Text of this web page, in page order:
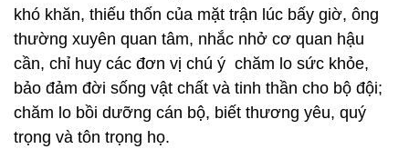
khó khăn, thiếu thốn của mặt trận lúc bấy giờ, ông
thường xuyên quan tâm, nhắc nhở cơ quan hậu
cần, chỉ huy các đơn vị chú ý chăm lo sức khỏe,
bảo đảm đời sống vật chất và tinh thần cho bộ đội;
chăm lo bồi dưỡng cán bộ, biết thương yêu, quý
trọng và tôn trọng họ.